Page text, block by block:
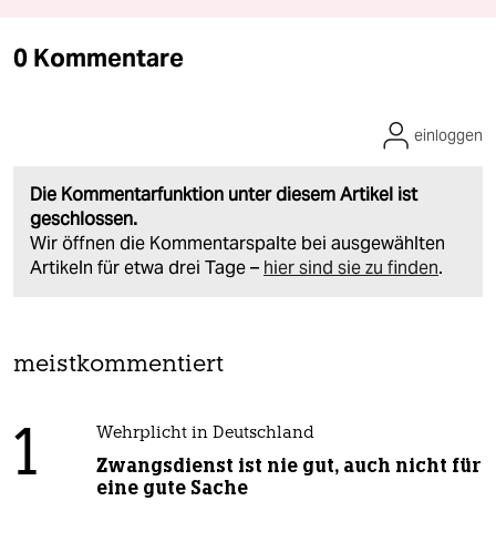
0 Kommentare
Die Kommentarfunktion unter diesem Artikel ist
geschlossen.
Wir öffnen die Kommentarspalte bei ausgewählten
Artikeln für etwa drei Tage – hier sind sie zu finden.
einloggen
meistkommentiert
1 Wehrplicht in Deutschland
Zwangsdienst ist nie gut, auch nicht für
eine gute Sache